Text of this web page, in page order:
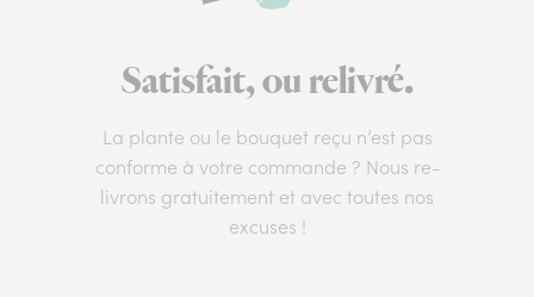
Satisfait, ou relivré.
La plante ou le bouquet reçu n’est pas
conforme à votre commande ? Nous re-
livrons gratuitement et avec toutes nos
excuses !